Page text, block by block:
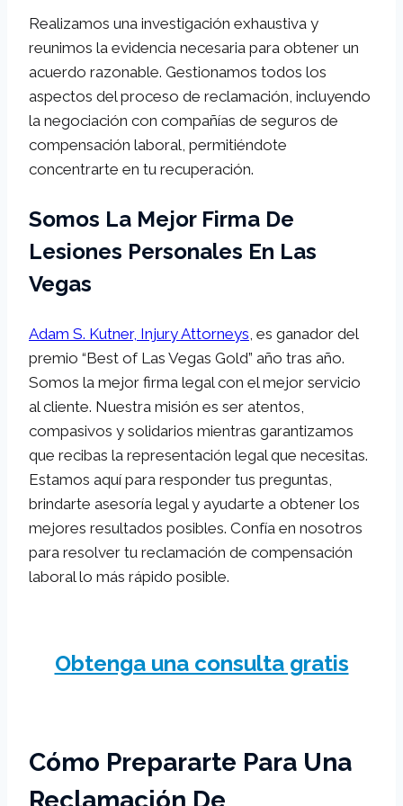
Realizamos una investigación exhaustiva y
reunimos la evidencia necesaria para obtener un
acuerdo razonable. Gestionamos todos los
aspectos del proceso de reclamación, incluyendo
la negociación con compañías de seguros de
compensación laboral, permitiéndote
concentrarte en tu recuperación.
Somos La Mejor Firma De
Lesiones Personales En Las
Vegas
Adam S. Kutner, Injury Attorneys , es ganador del
premio “Best of Las Vegas Gold” año tras año.
Somos la mejor firma legal con el mejor servicio
al cliente. Nuestra misión es ser atentos,
compasivos y solidarios mientras garantizamos
que recibas la representación legal que necesitas.
Estamos aquí para responder tus preguntas,
brindarte asesoría legal y ayudarte a obtener los
mejores resultados posibles. Confía en nosotros
para resolver tu reclamación de compensación
laboral lo más rápido posible.
Obtenga una consulta gratis
Cómo Prepararte Para Una